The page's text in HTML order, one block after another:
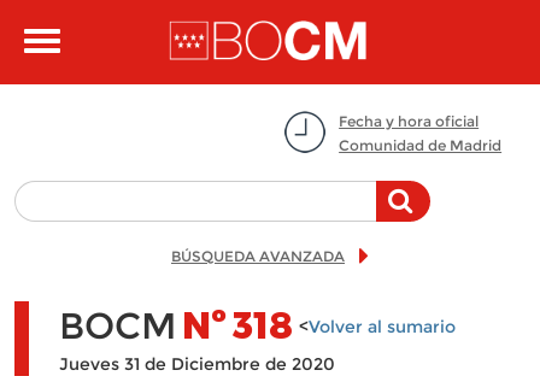
Toggle
Fecha y hora oficial
Comunidad de Madrid
BÚSQUEDA AVANZADA
BOCM Nº318 <Volver al sumario
Jueves 31 de Diciembre de 2020